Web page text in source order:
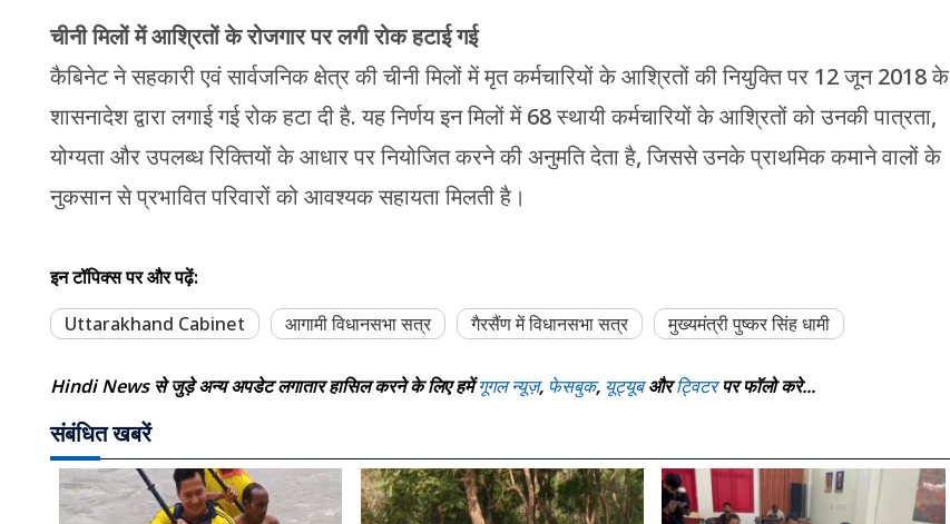
चीनी मिलों में आश्रितों के रोजगार पर लगी रोक हटाई गई
कैबिनेट ने सहकारी एवं सार्वजनिक क्षेत्र की चीनी मिलों में मृत कर्मचारियों के आश्रितों की नियुक्ति पर 12 जून 2018 के
शासनादेश द्वारा लगाई गई रोक हटा दी है. यह निर्णय इन मिलों में 68 स्थायी कर्मचारियों के आश्रितों को उनकी पात्रता,
योग्यता और उपलब्ध रिक्तियों के आधार पर नियोजित करने की अनुमति देता है, जिससे उनके प्राथमिक कमाने वालों के
नुकसान से प्रभावित परिवारों को आवश्यक सहायता मिलती है।
इन टॉपिक्स पर और पढ़ें:
Uttarakhand Cabinet
आगामी विधानसभा सत्र गैरसैंण में विधानसभा सत्र मुख्यमंत्री पुष्कर सिंह धामी
Hindi News से जुड़े अन्य अपडेट लगातार हासिल करने के लिए हमेंगूगल न्यूज़, फेसबुक, यूट्यूबऔरट्विटरपर फॉलो करे...
संबंधित खबरें